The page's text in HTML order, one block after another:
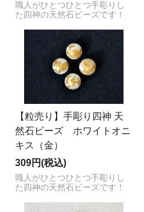
職人がひとつひとつ手彫りし
た四神の天然石ビーズです！
【粒売り】手彫り四神 天
然石ビーズ ホワイトオニ
キス（金）
309円(税込)
職人がひとつひとつ手彫りし
た四神の天然石ビーズです！